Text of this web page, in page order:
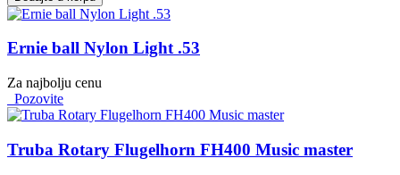
Ernie ball Nylon Light .53
Za najbolju cenu
Pozovite
Truba Rotary Flugelhorn FH400 Music master